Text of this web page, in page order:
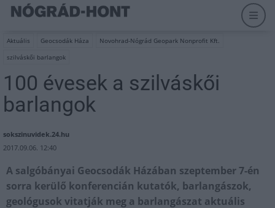
Aktuális Geocsodák Háza
Novohrad-Nógrád Geopark Nonprofit Kft.
szilváskői barlangok
100 évesek a szilváskői
barlangok
sokszinuvidek.24.hu
2017.09.06. 12:40
A salgóbányai Geocsodák Házában szeptember 7-én
sorra kerülő konferencián kutatók, barlangászok,
geológusok vitatják meg a barlangászat aktuális